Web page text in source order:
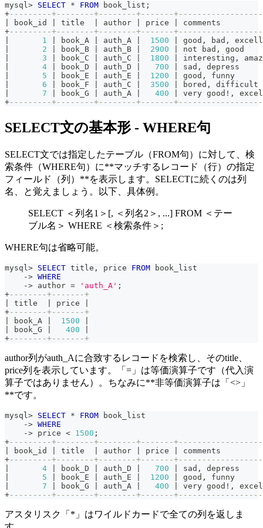
mysql> SELECT * FROM book_list ;
+---------+--------+--------+-------
book_id title author price
+---------+--------+--------+-------
1 book_A auth_A 1500 good , bad ,
2 book_B auth_B 2900 not bad ,
3 book_C auth_C 1800 interesting ,
4 book_D auth_D 700 sad ,
5 book_E auth_E 1200 good ,
6 book_F auth_C 3500 bored ,
7 book_G auth_A 400 very good ! ,
+---------+--------+--------+-------
SELECT文の基本形 - WHERE句
SELECT文では指定したテーブル（FROM句）に対して、検
索条件（WHERE句）に**マッチするレコード（行）の指定
フィールド（列）**を表示します。SELECTに続くのは列
名、と覚えましょう。以下、具体例。
SELECT ＜列名1＞[, ＜列名2＞, ...] FROM ＜テー
ブル名＞ WHERE ＜検索条件＞;
WHERE句は省略可能。
mysql > SELECT title , price FROM book_list
-> WHERE
-> author = 'auth_A' ;
+--------+-------+
title price
+--------+-------+
book_A 1500
book_G 400
+--------+-------+
author列がauth_Aに合致するレコードを検索し、そのtitle、
price列を表示しています。「=」は等価演算子です（代入演
算子ではありません）。ちなみに**非等価演算子は「<>」
**です。
mysql > SELECT * FROM book_list
-> WHERE
-> price < 1500 ;
+---------+--------+--------+-------
book_id title author price
+---------+--------+--------+-------
4 book_D auth_D 700 sad ,
5 book_E auth_E 1200 good ,
7 book_G auth_A 400 very good ! ,
+---------+--------+--------+-------
アスタリスク「*」はワイルドカードで全ての列を返しま